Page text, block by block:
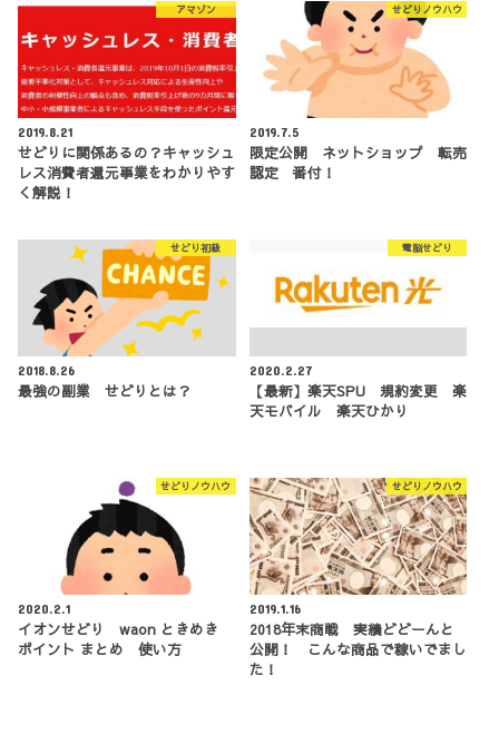
アマゾン
2019.8.21
せどりに関係あるの？キャッシュ
レス消費者還元事業をわかりやす
く解説！
せどりノウハウ
2019.7.5
限定公開 ネットショップ 転売
認定 番付！
せどり初級
2018.8.26
最強の副業 せどりとは？
電脳せどり
2020.2.27
【最新】楽天SPU 規約変更 楽
天モバイル 楽天ひかり
せどりノウハウ
2020.2.1
イオンせどり waon ときめき
ポイント まとめ 使い方
せどりノウハウ
2019.1.16
2018年末商戦 実績どどーんと
公開！ こんな商品で稼いでまし
た！